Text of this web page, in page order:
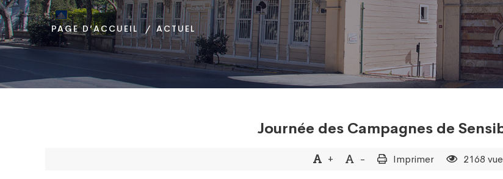
PAGE D’ACCUEIL ACTUEL
PAGE D’ACCUEIL ACTUEL
PAGE D’ACCUEIL ACTUEL
Journée des Campagnes de
+ - Imprimer 2168